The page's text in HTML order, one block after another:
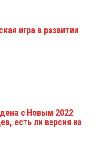
игра в развитии
с Новым 2022
есть ли версия на